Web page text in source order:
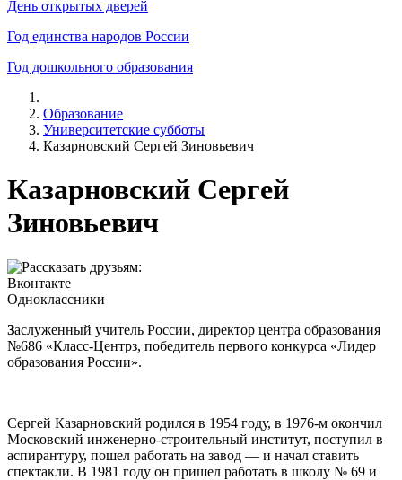
День открытых дверей
Год единства народов России
Год дошкольного образования
Образование
Университетские субботы
Казарновский Сергей Зиновьевич
Казарновский Сергей
Зиновьевич
Рассказать друзьям:
Вконтакте
Одноклассники
Заслуженный учитель России, директор центра образования
№686 «Класс-Центрз, победитель первого конкурса «Лидер
образования России».
Сергей Казарновский родился в 1954 году, в 1976-м окончил
Московский инженерно-строительный институт, поступил в
аспирантуру, пошел работать на завод — и начал ставить
спектакли. В 1981 году он пришел работать в школу № 69 и